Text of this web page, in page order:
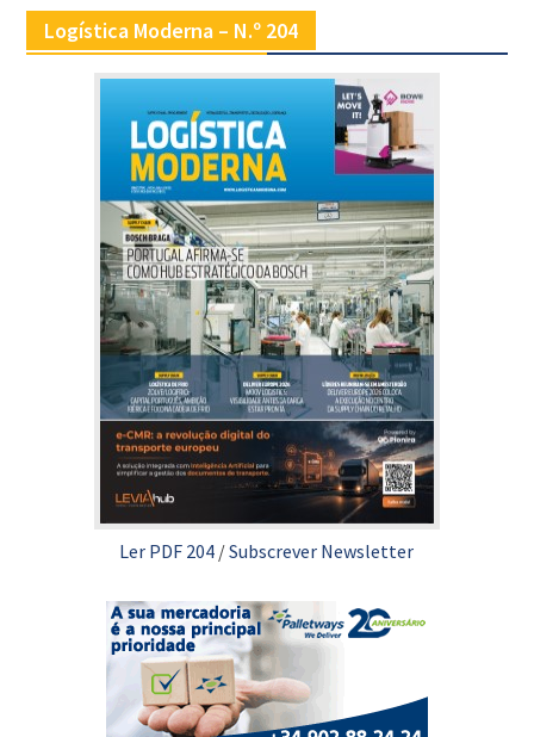
Logística Moderna – N.º 204
Ler PDF 204 /Subscrever Newsletter